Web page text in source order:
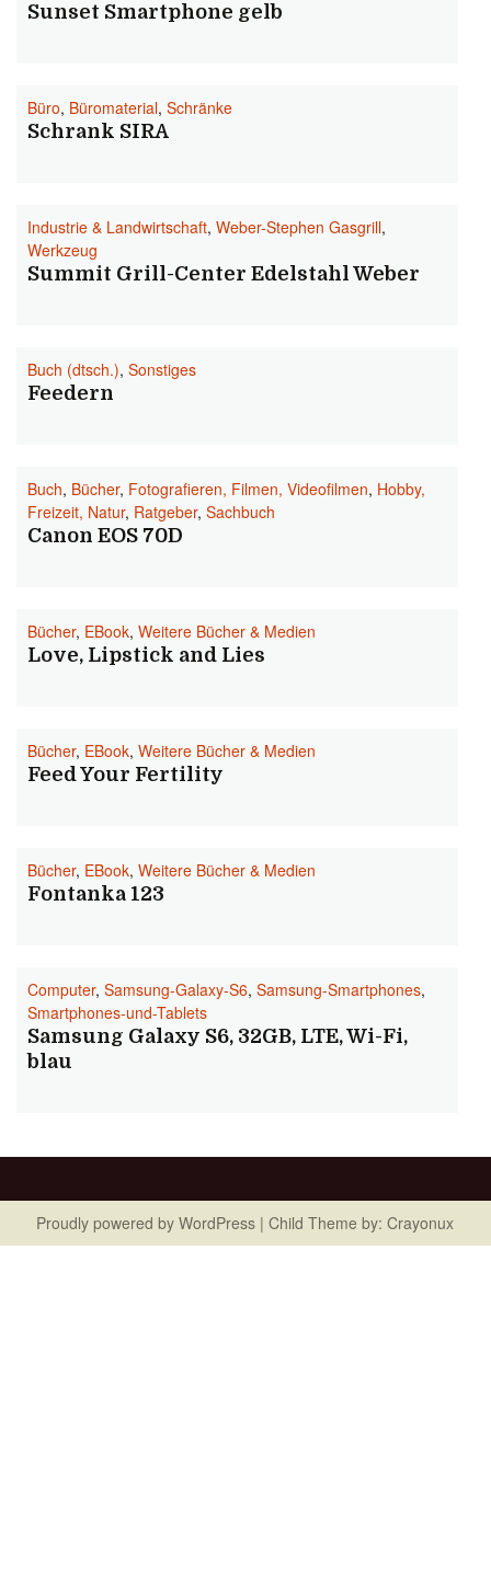
Sunset Smartphone gelb
Büro, Büromaterial, Schränke
Schrank SIRA
Industrie & Landwirtschaft, Weber-Stephen Gasgrill,
Werkzeug
Summit Grill-Center Edelstahl Weber
Buch (dtsch.), Sonstiges
Feedern
Buch, Bücher, Fotografieren, Filmen, Videofilmen, Hobby,
Freizeit, Natur, Ratgeber, Sachbuch
Canon EOS 70D
Bücher, EBook, Weitere Bücher & Medien
Love, Lipstick and Lies
Bücher, EBook, Weitere Bücher & Medien
Feed Your Fertility
Bücher, EBook, Weitere Bücher & Medien
Fontanka 123
Computer, Samsung-Galaxy-S6, Samsung-Smartphones,
Smartphones-und-Tablets
Samsung Galaxy S6, 32GB, LTE, Wi-Fi,
blau
Proudly powered by WordPress | Child Theme by: Crayonux